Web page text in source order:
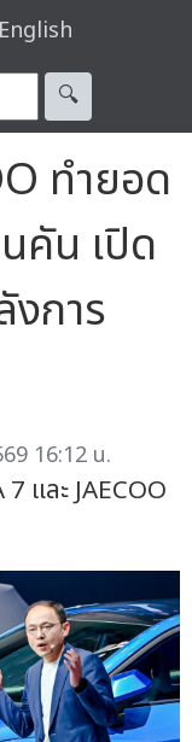
English
🔍︎
ทำยอด
คัน เปิด
การ
16:12 น.
และ JAECOO